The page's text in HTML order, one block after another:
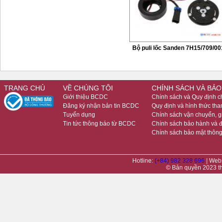
Bộ puli lốc Sanden 7H15/709/
TRANG CHỦ VỀ CHÚNG TÔI
Giới thiệu BCDC
Đăng ký nhận bản tin BCDC
Tuyển dụng
Tin tức thông báo từ BCDC
CHÍNH SÁCH VÀ
Chính sách và Quy định
Quy định và hình thức
Chính sách vận chuyển,
Chính sách bảo hành và
Chính sách bảo mật
Hotline: (+84) 982 328 696
|
© Bản quyền 2023